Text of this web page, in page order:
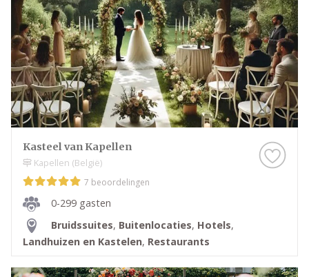
Kasteel van Kapellen
Kapellen (België)
7 beoordelingen
0-299 gasten
Bruidssuites, Buitenlocaties, Hotels,
Landhuizen en Kastelen, Restaurants